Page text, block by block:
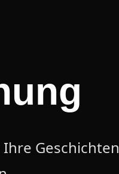
Geschichten